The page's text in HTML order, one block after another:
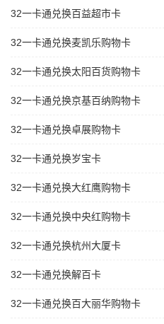
32一卡通兑换百益超市卡
32一卡通兑换麦凯乐购物卡
32一卡通兑换太阳百货购物卡
32一卡通兑换京基百纳购物卡
32一卡通兑换卓展购物卡
32一卡通兑换岁宝卡
32一卡通兑换大红鹰购物卡
32一卡通兑换中央红购物卡
32一卡通兑换杭州大厦卡
32一卡通兑换解百卡
32一卡通兑换百大丽华购物卡